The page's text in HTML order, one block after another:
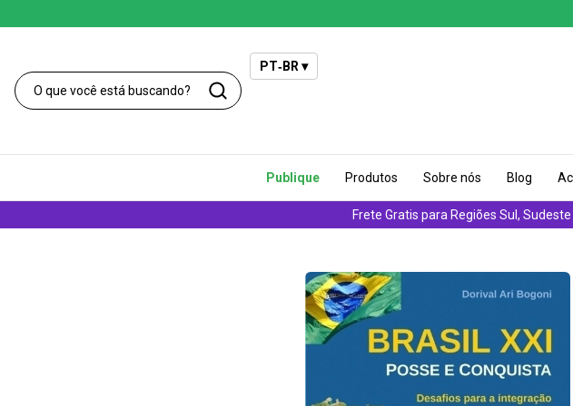
Frete Gratis para Regiões Sul,
Publique Produtos Sobre nós Blog
PT‑BR ▾